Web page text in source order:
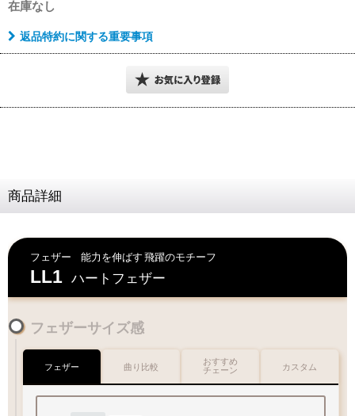
在庫なし
返品特約に関する重要事項
商品詳細
フェザー 能力を伸ばす 飛躍のモチーフ
LL1 ハートフェザー
フェザーサイズ感
フェザー 曲り比較
おすすめ
チェーン
カスタム